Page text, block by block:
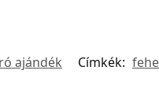
ajándék Címkék: